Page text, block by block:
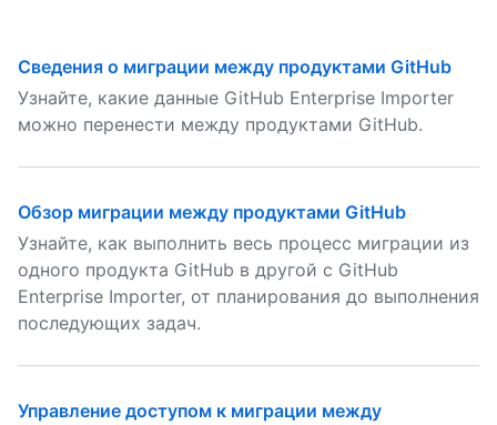
Сведения о миграции между продуктами GitHub
Узнайте, какие данные GitHub Enterprise Importer
можно перенести между продуктами GitHub.
Обзор миграции между продуктами GitHub
Узнайте, как выполнить весь процесс миграции из
одного продукта GitHub в другой с GitHub
Enterprise Importer, от планирования до выполнения
последующих задач.
Управление доступом к миграции между